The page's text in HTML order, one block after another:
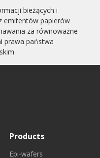
bieżących i
emitentów papierów
za równoważne
prawa państwa
Products
Epi-wafers